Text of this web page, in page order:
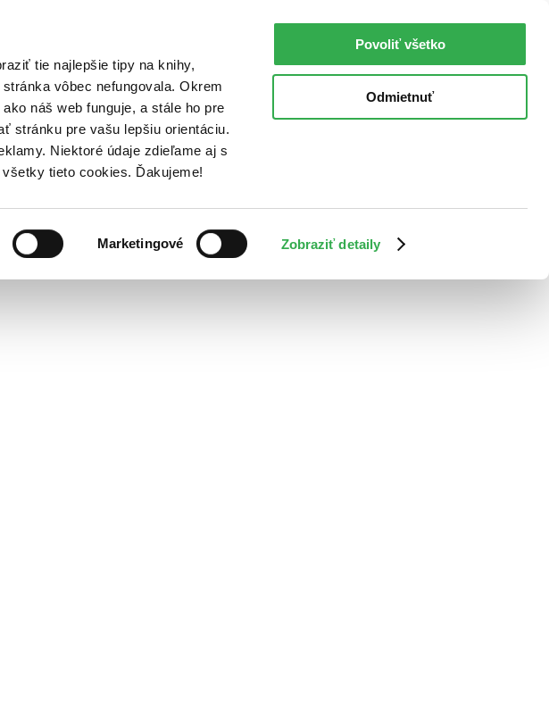
tie najlepšie tipy na knihy,
vôbec nefungovala. Okrem
náš web funguje, a stále ho pre
stránku pre vašu lepšiu orientáciu.
Niektoré údaje zdieľame aj s
tieto cookies. Ďakujeme!
Marketingové Zobraziť detaily
Povoliť všetko
Odmietnuť